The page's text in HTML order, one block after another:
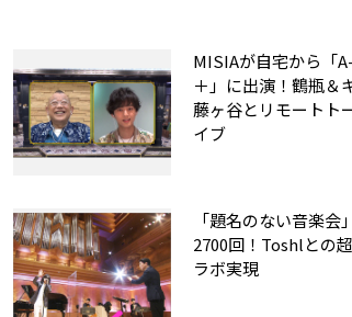
MISIAが自宅から「
＋」に出演！鶴瓶＆
藤ヶ谷とリモートト
イブ
「題名のない音楽会
2700回！Toshlとの
ラボ実現